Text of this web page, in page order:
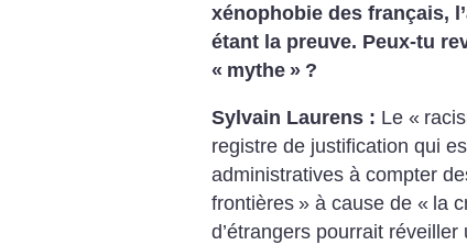
xénophobie des français,
étant la preuve. Peux-tu
« mythe » ?
Sylvain Laurens : Le «
registre de justification qui
administratives à compter
frontières » à cause de « la
d’étrangers pourrait réveiller